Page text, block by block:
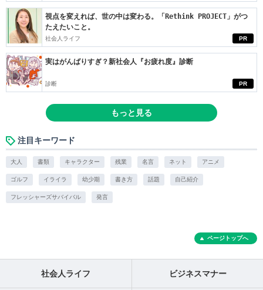
PR
視点を変えれば、世の中は変わる。「Rethink PROJECT」がつ
たえたいこと。
社会人ライフ
PR
実はがんばりすぎ？新社会人『お疲れ度』診断
診断
もっと見る
注目キーワード
大人 書類 キャラクター 残業 名言 ネット アニメ
ゴルフ イライラ 幼少期 書き方 話題 自己紹介
フレッシャーズサバイバル 発言
ページトップへ
社会人ライフ ビジネスマナー